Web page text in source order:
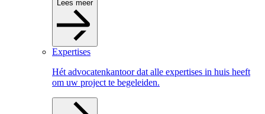
Lees meer
Expertises
Hét advocatenkantoor dat alle expertises in huis heeft
om uw project te begeleiden.